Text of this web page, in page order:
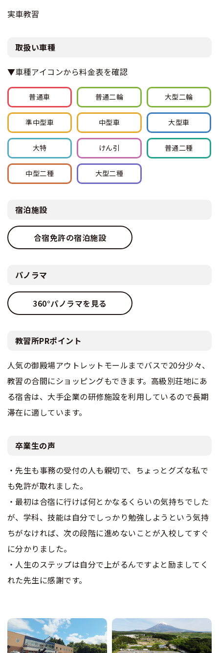
実車教習
取扱い車種
▼車種アイコンから料金表を確認
普通車 普通二輪 大型二輪
準中型車 中型車 大型車
大特 けん引 普通二種
中型二種 大型二種
宿泊施設
合宿免許の宿泊施設
パノラマ
360°パノラマを見る
教習所PRポイント
人気の御殿場アウトレットモールまでバスで20分少々、
教習の合間にショッピングもできます。高級別荘地にあ
る宿舎は、大手企業の研修施設を利用しているので長期
滞在に適しています。
卒業生の声
・先生も事務の受付の人も親切で、ちょっとグズな私で
も免許が取れました。
・最初は合宿に行けば何とかなるくらいの気持ちでした
が、学科、技能は自分でしっかり勉強しようという気持
ちがなければ、次の段階に進めないことが入校してすぐ
に分かりました。
・人生のステップは自分で上がるんですよと励ましてく
れた先生に感謝です。